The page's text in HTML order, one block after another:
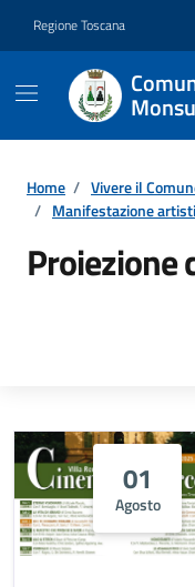
Regione Toscana
Home / Vivere il
/ Manifestazione
Proiezione
01
Agosto